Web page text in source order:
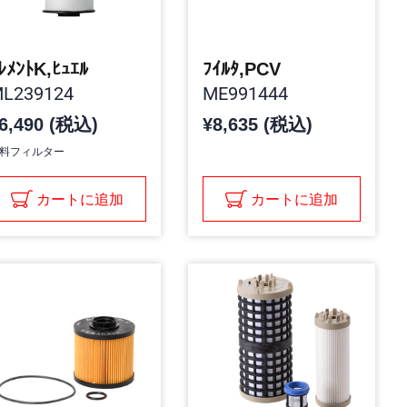
ﾒﾝﾄK,ﾋｭｴﾙ
(税込)
フィルター
カートに追加
ﾌｲﾙﾀ,PCV
ME991444
¥8,635 (税込)
カートに追加